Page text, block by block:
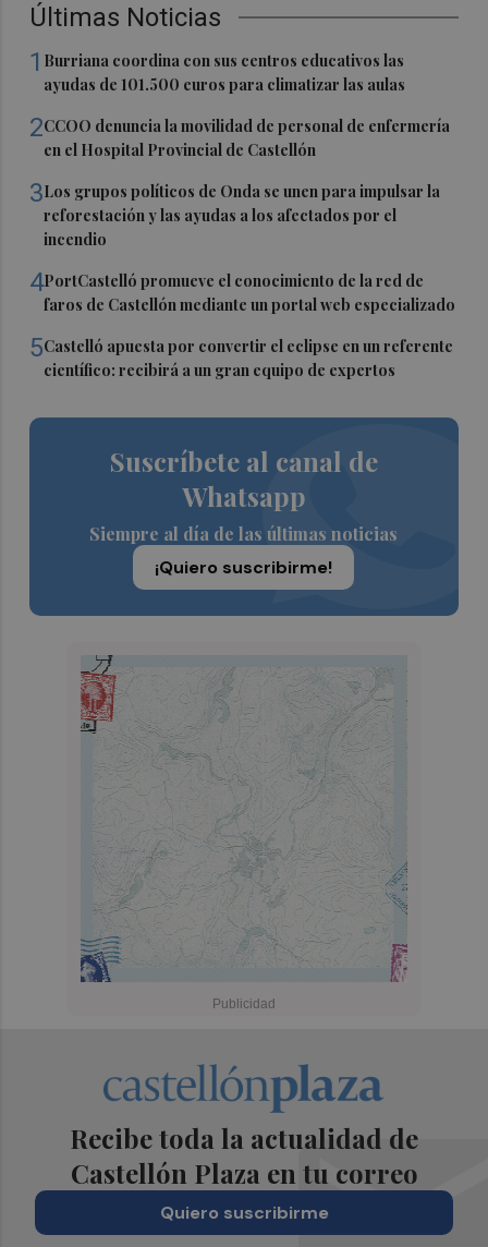
Últimas Noticias
1 Burriana coordina con sus centros educativos las
ayudas de 101.500 euros para climatizar las aulas
2CCOO denuncia la movilidad de personal de enfermería
en el Hospital Provincial de Castellón
3Los grupos políticos de Onda se unen para impulsar la
reforestación y las ayudas a los afectados por el
incendio
4PortCastelló promueve el conocimiento de la red de
faros de Castellón mediante un portal web especializado
5Castelló apuesta por convertir el eclipse en un referente
científico: recibirá a un gran equipo de expertos
Suscríbete al canal de
Whatsapp
Siempre al día de las últimas noticias
¡Quiero suscribirme!
Recibe toda la actualidad de
Castellón Plaza en tu correo
Quiero suscribirme